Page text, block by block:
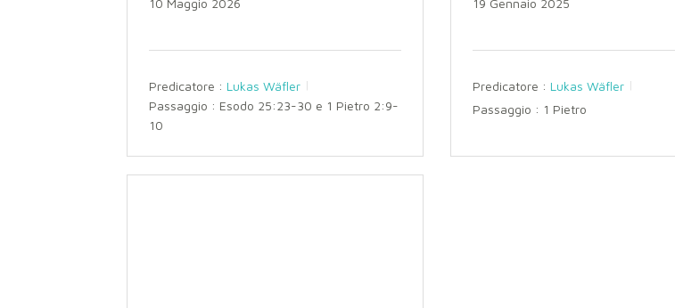
10 Maggio 2026
Predicatore : Lukas Wäfler
Passaggio : Esodo 25:23-30 e 1 Pietro 2:9-
10
19 Gennaio 2025
Predicatore : Lukas Wäfler
Passaggio : 1 Pietro